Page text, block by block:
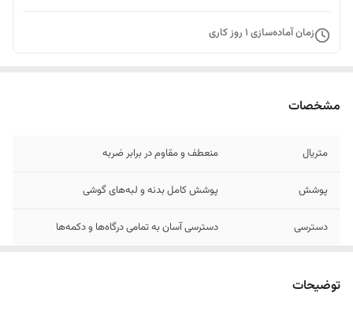
زمان آماده‌سازی 1 روز کاری
مشخصات
متریال منعطف و مقاوم در برابر ضربه
پوشش پوشش کامل بدنه و لبه‌های گوشی
دسترسی دسترسی آسان به تمامی درگاه‌ها و دکمه‌ها
توضیحات